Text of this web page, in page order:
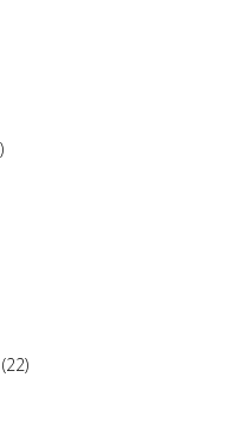
(22)